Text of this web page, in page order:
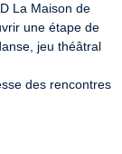
La Maison de
une étape de
jeu théâtral
des rencontres